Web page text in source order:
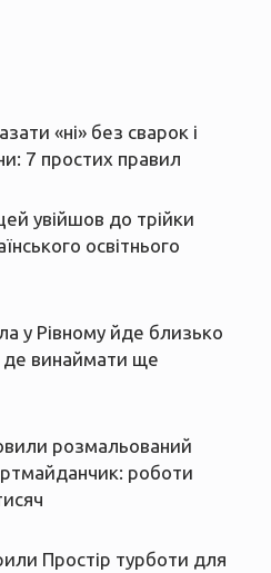
«ні» без сварок і
7 простих правил
увійшов до трійки
освітнього
у Рівному йде близько
де винаймати ще
розмальований
роботи
Простір турботи для